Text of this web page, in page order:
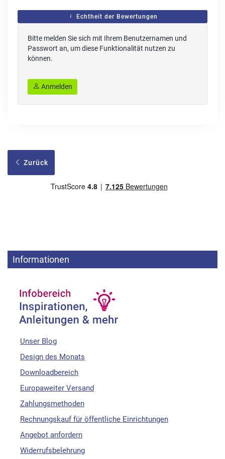
Echtheit der Bewertungen
Bitte melden Sie sich mit Ihrem Benutzernamen und
Passwort an, um diese Funktionalität nutzen zu
können.
Anmelden
Zurück
Informationen
Unser Blog
Design des Monats
Downloadbereich
Europaweiter Versand
Zahlungsmethoden
Rechnungskauf für öffentliche Einrichtungen
Angebot anfordern
Widerrufsbelehrung